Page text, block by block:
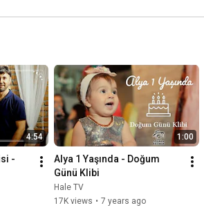
4:54
-
1:00
Alya 1 Yaşında - Doğum
Günü Klibi
Hale TV
17K views • 7 years ago